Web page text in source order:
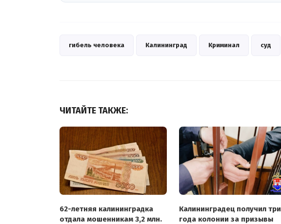
гибель человека Калининград Криминал суд
ЧИТАЙТЕ ТАКЖЕ:
62-летняя калининградка
отдала мошенникам 3,2 млн.
Калининградец получил три
года колонии за призывы